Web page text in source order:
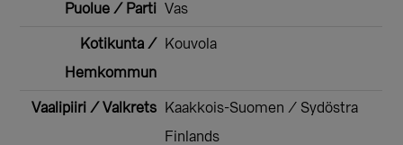
Vas
Kouvola
Kaakkois-Suomen / Sydöstra
Finlands